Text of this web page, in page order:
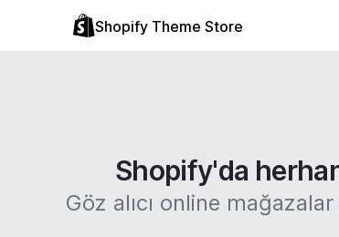
Shopify Theme Store
Shopify'da
Göz alıcı online